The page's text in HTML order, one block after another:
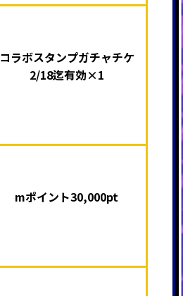
コラボスタンプガチャチケ
2/18迄有効×1
mポイント30,000pt